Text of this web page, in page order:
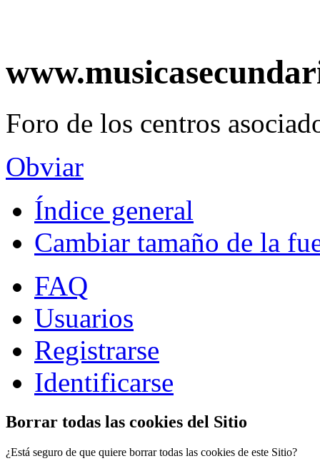
Foro de los centros
Obviar
Índice general
Cambiar tamaño de la
FAQ
Usuarios
Registrarse
Identificarse
Borrar todas las cookies del Sitio
¿Está seguro de que quiere borrar todas las cookies de este Sitio?